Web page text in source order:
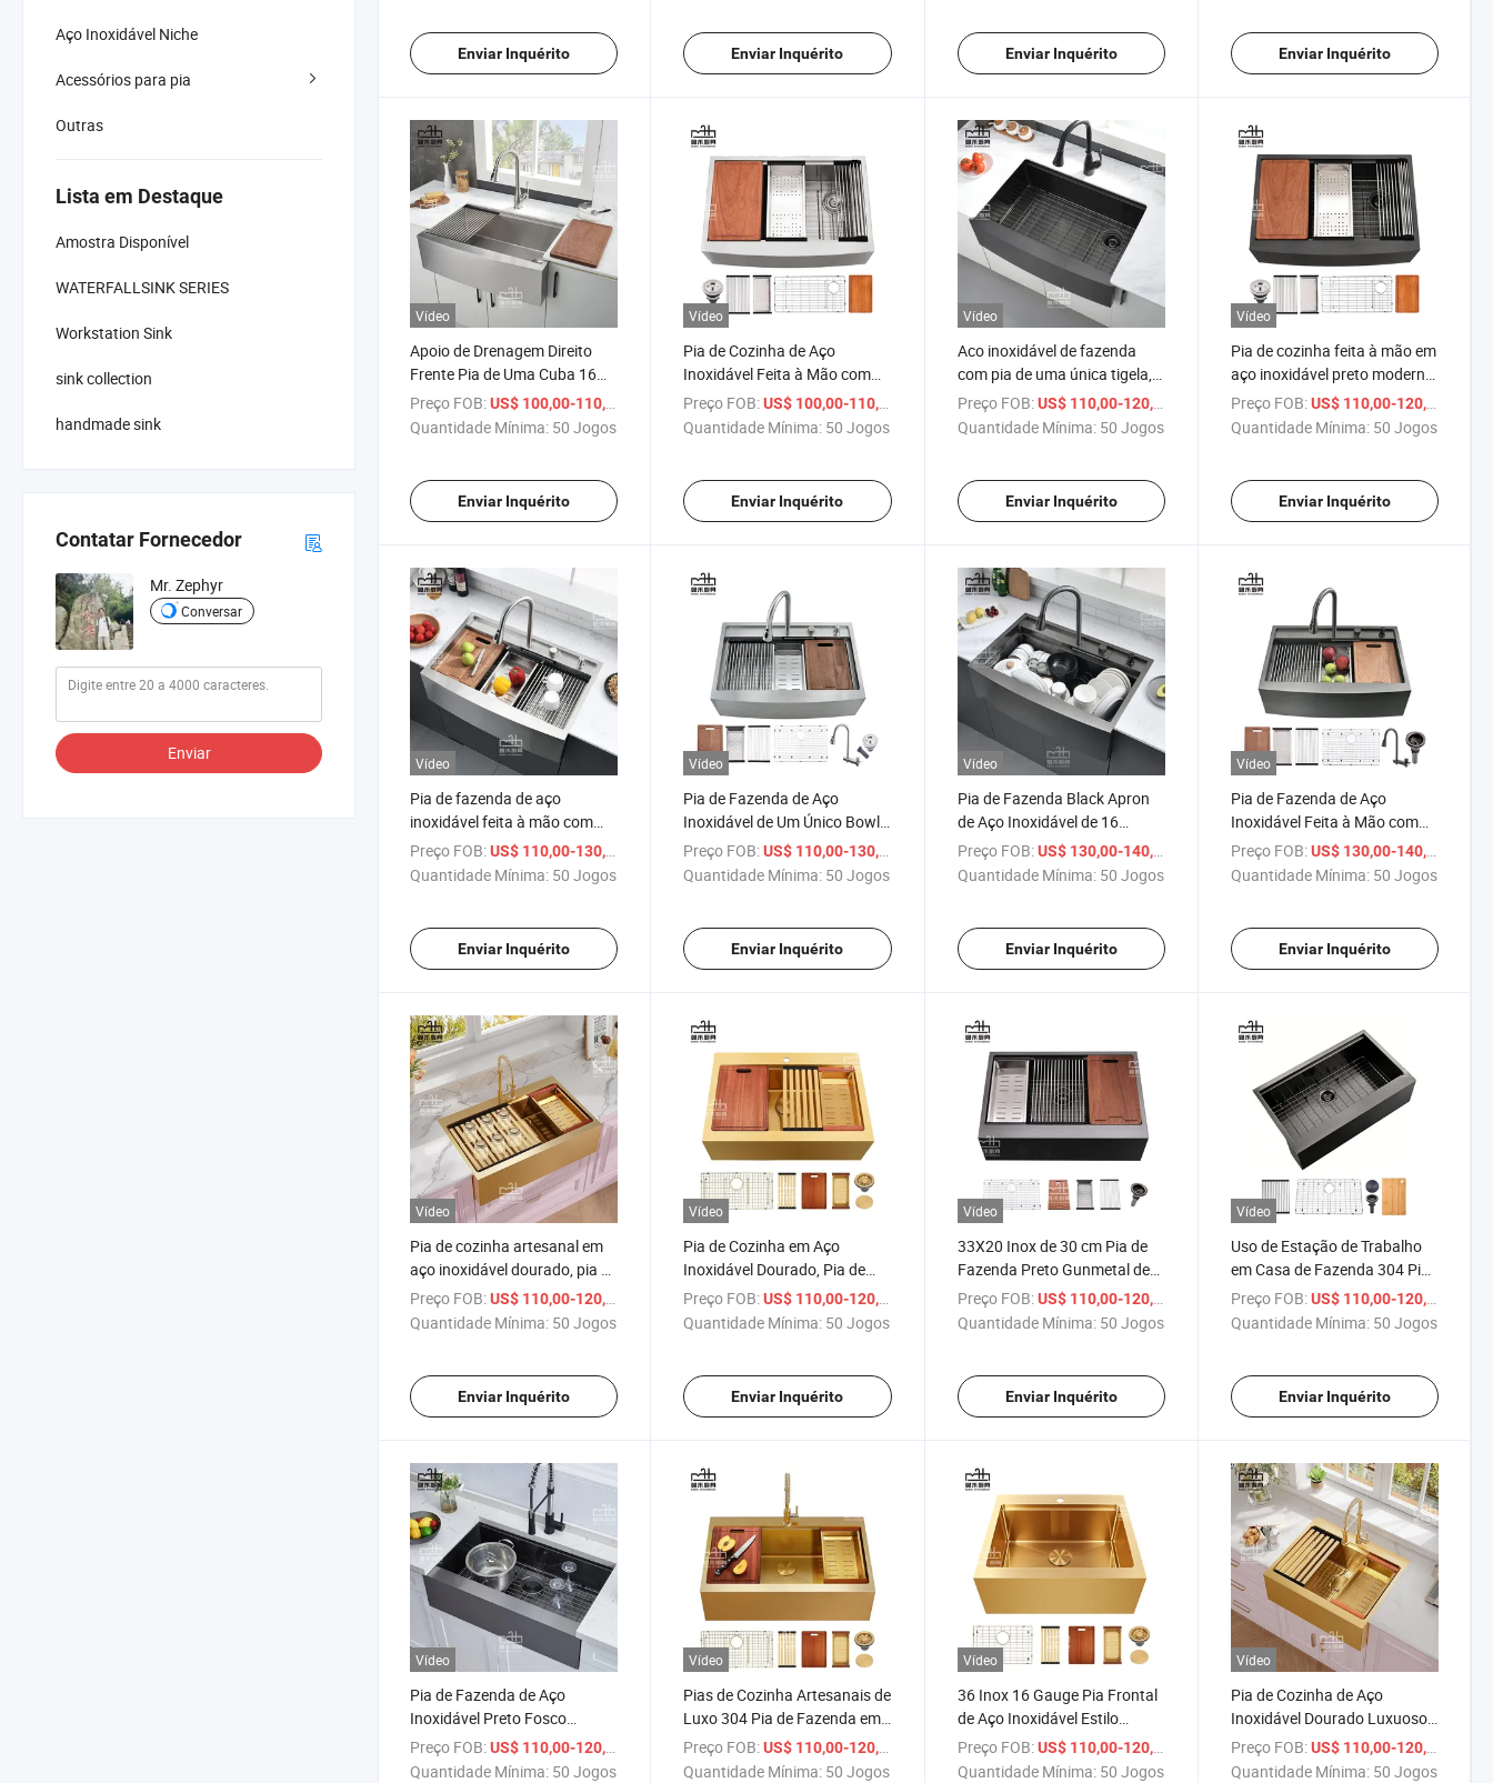
Aço Inoxidável Niche
Acessórios para pia
Outras
Lista em Destaque
Amostra Disponível
WATERFALLSINK SERIES
Workstation Sink
sink collection
handmade sink
Contatar Fornecedor
Mr. Zephyr
Conversar
Enviar
Enviar Inquérito Enviar Inquérito Enviar Inquérito Enviar Inquérito
Vídeo
Apoio de Drenagem Direito
Frente Pia de Uma Cuba 16
Gauge Aço Inoxidável Pia de
Fazenda Feita à Mão
Preço FOB:US$ 100,00-110,00
/ Conjunto
Quantidade Mínima: 50 Jogos
Enviar Inquérito
Vídeo
Pia de Cozinha de Aço
Inoxidável Feita à Mão com
Dreno à Direita, Pia com
Frente de Avental para
Preço FOB: US$ 100,00-110,00
/ Conjunto
Quantidade Mínima: 50 Jogos
Enviar Inquérito
Vídeo
Aco inoxidável de fazenda
com pia de uma única tigela,
frente de dreno direito preto,
feita à mão 16 Gauge
Preço FOB: US$ 110,00-120,00
/ Conjunto
Quantidade Mínima: 50 Jogos
Enviar Inquérito
Vídeo
Pia de cozinha feita à mão em
aço inoxidável preto moderno
com dreno à direita, pia com
frente em avental para
Preço FOB: US$ 110,00-120,00
Quantidade Mínima: 50 Jogos
Enviar Inquérito
Vídeo
Pia de fazenda de aço
inoxidável feita à mão com
uma única cuba e torneira em
cascata
Preço FOB:US$ 110,00-130,00
/ Conjunto
Quantidade Mínima: 50 Jogos
Enviar Inquérito
Vídeo
Pia de Fazenda de Aço
Inoxidável de Um Único Bowl
com Frente de Luxo 16 Gauge
com Cascata
Preço FOB: US$ 110,00-130,00
/ Conjunto
Quantidade Mínima: 50 Jogos
Enviar Inquérito
Vídeo
Pia de Fazenda Black Apron
de Aço Inoxidável de 16
Gauge com Bowl Único e
Chuva Voadora
Preço FOB: US$ 130,00-140,00
/ Conjunto
Quantidade Mínima: 50 Jogos
Enviar Inquérito
Vídeo
Pia de Fazenda de Aço
Inoxidável Feita à Mão com
Frente de Abertura em
Formato de Cascata
Gunmetal 18 Gauge de Uma
Preço FOB: US$ 130,00-140,00
Quantidade Mínima: 50 Jogos
Enviar Inquérito
Vídeo
Pia de cozinha artesanal em
aço inoxidável dourado, pia de
fazenda plana com frente de
avental única, pia de trabalho
Preço FOB:US$ 110,00-120,00
/ Conjunto
Quantidade Mínima: 50 Jogos
Enviar Inquérito
Vídeo
Pia de Cozinha em Aço
Inoxidável Dourado, Pia de
Fazenda com Frente de
Avental, Pia de Estação de
Preço FOB: US$ 110,00-120,00
/ Conjunto
Quantidade Mínima: 50 Jogos
Enviar Inquérito
Vídeo
33X20 Inox de 30 cm Pia de
Fazenda Preto Gunmetal de
Uma Só Cuba Estação de
Trabalho Frente de Aço Plano
Preço FOB: US$ 110,00-120,00
/ Conjunto
Quantidade Mínima: 50 Jogos
Enviar Inquérito
Vídeo
Uso de Estação de Trabalho
em Casa de Fazenda 304 Pia
de Cozinha Artesanal de Aço
Inoxidável com Uma Cuba
Preço FOB: US$ 110,00-120,00
Quantidade Mínima: 50 Jogos
Enviar Inquérito
Vídeo
Pia de Fazenda de Aço
Inoxidável Preto Fosco
SUS304 Pia de Cozinha com
Frente de Avental com
Preço FOB:US$ 110,00-120,00
/ Conjunto
Quantidade Mínima: 50 Jogos
Vídeo
Pias de Cozinha Artesanais de
Luxo 304 Pia de Fazenda em
Aço Inoxidável Moderna de
Uma Só Cuba para Bancada
Preço FOB: US$ 110,00-120,00
/ Conjunto
Quantidade Mínima: 50 Jogos
Vídeo
36 Inox 16 Gauge Pia Frontal
de Aço Inoxidável Estilo
Fazenda Dourada Pia de
Fazenda Plana
Preço FOB: US$ 110,00-120,00
/ Conjunto
Quantidade Mínima: 50 Jogos
Vídeo
Pia de Cozinha de Aço
Inoxidável Dourado Luxuoso
com Frente, Pia de Fazenda
Plana com Acessórios, Pias
Preço FOB: US$ 110,00-120,00
Quantidade Mínima: 50 Jogos